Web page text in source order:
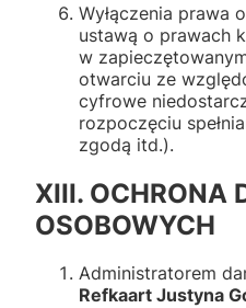
Wyłączenia prawa
ustawą o prawach
w
otwarciu ze
cyfrowe
rozpoczęciu
zgodą itd.).
XIII. OCHRONA
OSOBOWYCH
Administratorem
Refkaart Justyna